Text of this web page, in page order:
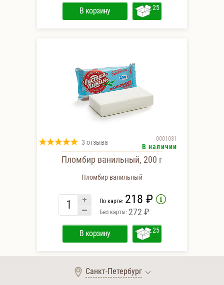
В корзину 25
3 отзыва 0001031
В наличии
Пломбир ванильный, 200 г
Пломбир ванильный
По карте: 218 ₽
Без карты: 272 ₽
В корзину 25
Санкт-Петербург